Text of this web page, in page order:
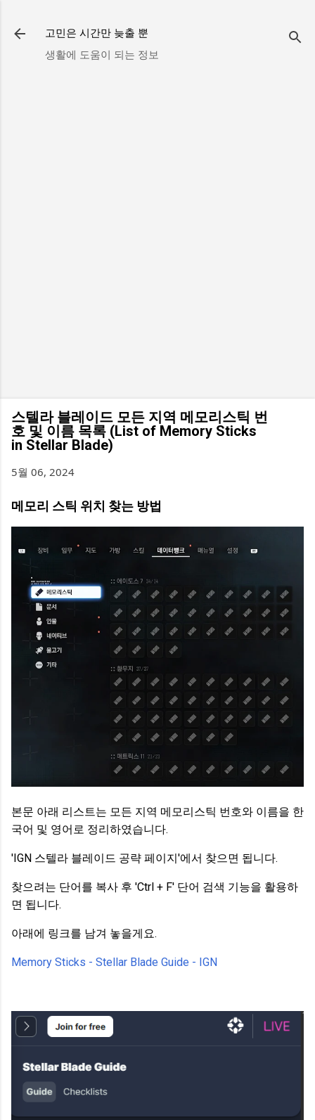
고민은 시간만 늦출 뿐
생활에 도움이 되는 정보
스텔라 블레이드 모든 지역 메모리스틱 번
호 및 이름 목록 (List of Memory Sticks
in Stellar Blade)
5월 06, 2024
메모리 스틱 위치 찾는 방법
본문 아래 리스트는 모든 지역 메모리스틱 번호와 이름을 한
국어 및 영어로 정리하였습니다.
'IGN 스텔라 블레이드 공략 페이지'에서 찾으면 됩니다.
찾으려는 단어를 복사 후 'Ctrl + F' 단어 검색 기능을 활용하
면 됩니다.
아래에 링크를 남겨 놓을게요.
Memory Sticks - Stellar Blade Guide - IGN